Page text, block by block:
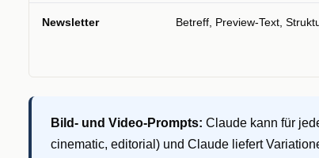
Newsletter Betreff, Preview-Text,
Bild- und Video-Prompts: Claude kann für
cinematic, editorial) und Claude liefert